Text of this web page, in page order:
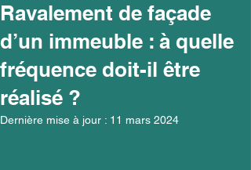
Ravalement de façade
d’un immeuble : à quelle
fréquence doit-il être
réalisé ?
Dernière mise à jour : 11 mars 2024